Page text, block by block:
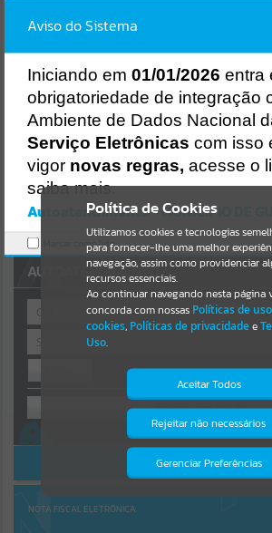
PAGAMENTO
Resultados para""
Portais
Por favor, aguarde...
NOTÍCIAS
Por favor, aguarde...
Por favor, aguarde...
AUTOATENDIMENTO
OU
Cadastre-se|Recuperar Senha
ACESSAR SEM LOGIN
NOTA FISCAL ELETRÔNICA
Política de Cookies
Utilizamos cookies e tecnologias
para fornecer-lhe uma melhor
navegação, assim como providenciar
recursos essenciais.
Ao continuar navegando nesta página
concorda com nossas Políticas de
cookies, Políticas de privacidadee
Uso.
Aceitar Todos
Rejeitar não necessários
Gerenciar Preferências
Isto significa que diversos recursos
providenciados poderão não estar
Aviso do Sistema
Iniciando em 01/01/2026 entra
obrigatoriedade de integração
Ambiente de Dados Nacional
Serviço Eletrônicas com isso
vigor novas regras, acesse o
saiba mais.
Autoatendimento - MUNICIPIO DE
Marcar como lido.
Erro
SISTEMA
Gerenciamento do Sistema
CÓDIGO DA
Ocorreu um erro de script:
Uncaught SyntaxError: Unexpected token '('
https://guaraciaba.atende.net/https:/
pagina/licitacao-pregao-28-2016-processo-
pmgba/static/bundle/
Verificar Mais Detalhes
OK